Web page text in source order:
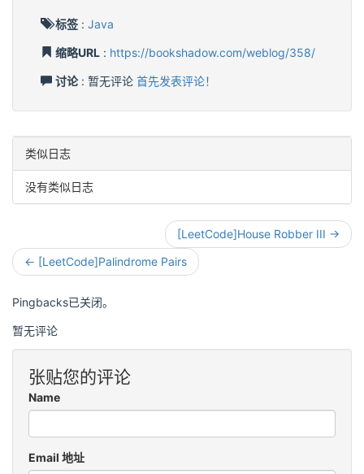
标签 : Java
缩略URL : https://bookshadow.com/weblog/358/
讨论: 暂无评论 首先发表评论！
类似日志
没有类似日志
[LeetCode]House Robber III →
← [LeetCode]Palindrome Pairs
Pingbacks已关闭。
暂无评论
张贴您的评论
Name
Email 地址